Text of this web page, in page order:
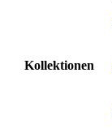
Kollektionen